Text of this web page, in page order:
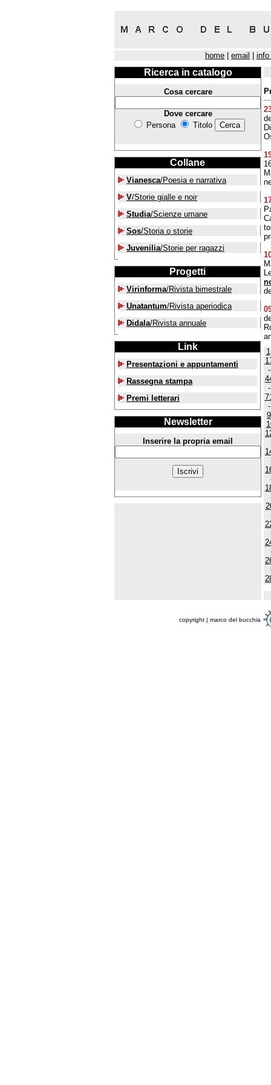
home email info
Ricerca in catalogo
Cosa cercare
Dove cercare
Persona
Titolo
Collane
Vianesca/Poesia e narrativa
V/Storie gialle e noir
Studia/Scienze umane
Sos/Storia o storie
Juvenilia/Storie per ragazzi
Progetti
Virinforma/Rivista bimestrale
Unatantum/Rivista aperiodica
Didala/Rivista annuale
Link
Presentazioni e appuntamenti
Rassegna stampa
Premi letterari
Newsletter
Inserire la propria email
1
copyright | marco del bucchia